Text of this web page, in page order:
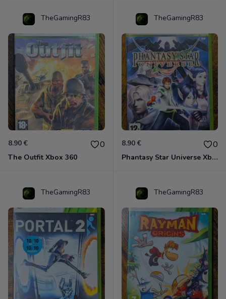
TheGamingR83
8.90 € 0
The Outfit Xbox 360
TheGamingR83
8.90 € 0
Phantasy Star Universe Xbox 360
TheGamingR83 TheGamingR83